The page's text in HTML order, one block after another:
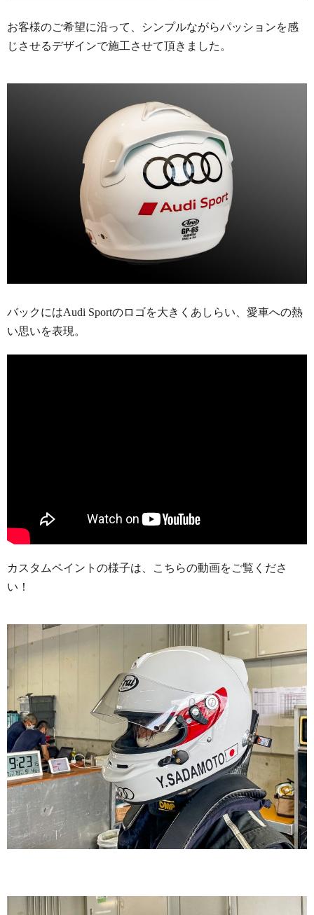
お客様のご希望に沿って、シンプルながらパッションを感
じさせるデザインで施工させて頂きました。
バックにはAudi Sportのロゴを大きくあしらい、愛車への熱
い思いを表現。
カスタムペイントの様子は、こちらの動画をご覧くださ
い！